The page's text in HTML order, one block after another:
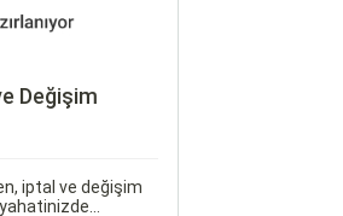
Değişim
iptal ve değişim